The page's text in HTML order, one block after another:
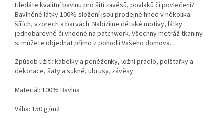
Hledáte kvalitní bavlnu pro šití závěsů, povlaků či povlečení?
Bavlněné látky 100% složení jsou prodejné hned v několika
šířích, vzorech a barvách. Nabízíme dětské motivy, látky
jednobarevné či vhodné na patchwork. Všechny metráž tkaniny
si můžete objednat přímo z pohodlí Vašeho domova.
Způsob užití: kabelky a peněženky, ložní prádlo, polštářky a
dekorace, šaty a sukně, ubrusy, závěsy
Materiál: 100% Bavlna
Váha: 150 g/m2